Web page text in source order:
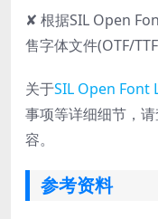
✘ 根据SIL Open
售字体文件(OTF/
关于SIL Open Font
事项等详细细节，
容。
参考资料